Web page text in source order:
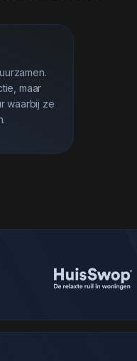
maar
waarbij ze